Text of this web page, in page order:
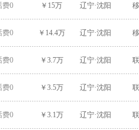
费0 ￥15万 辽宁·沈阳
费0 ￥14.4万 辽宁·沈阳
费0 ￥3.7万 辽宁·沈阳
费0 ￥3.5万 辽宁·沈阳
费0 ￥3.1万 辽宁·沈阳